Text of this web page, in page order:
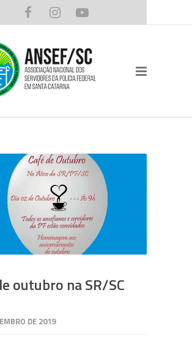
outubro na SR/SC
DE 2019